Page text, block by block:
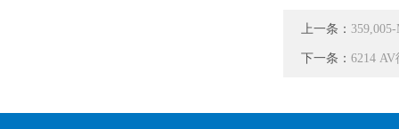
上一条：
下一条： 6214